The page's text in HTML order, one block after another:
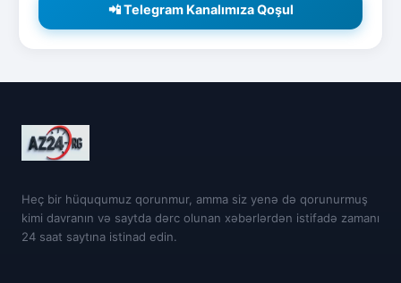
📲 Telegram Kanalımıza Qoşul
Heç bir hüququmuz qorunmur, amma siz yenə də qorunurmuş
kimi davranın və saytda dərc olunan xəbərlərdən istifadə zamanı
24 saat saytına istinad edin.